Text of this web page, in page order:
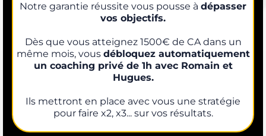
Notre garantie réussite vous pousse à dépasser
vos objectifs.
Dès que vous atteignez 1500€ de CA dans un
même mois, vous débloquez automatiquement
un coaching privé de 1h avec Romain et
Hugues.
Ils mettront en place avec vous une stratégie
pour faire x2, x3... sur vos résultats.